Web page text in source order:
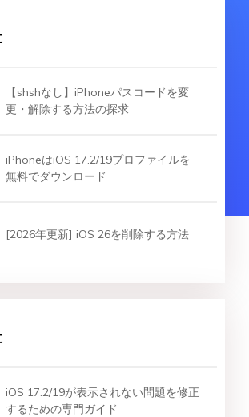
【shshなし】iPhoneパスコードを変
更・解除する方法の探求
iPhoneはiOS 17.2/19プロファイルを
無料でダウンロード
[2026年更新] iOS 26を削除する方法
iOS 17.2/19が表示されない問題を修正
するための専門ガイド